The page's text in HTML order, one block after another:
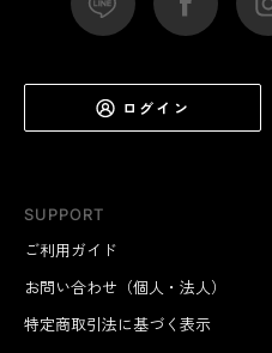
SUPPORT
ご利用ガイド
お問い合わせ（個人・法人）
特定商取引法に基づく表示
ログイン